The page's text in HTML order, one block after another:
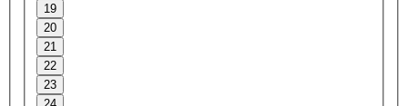
19
20
21
22
23